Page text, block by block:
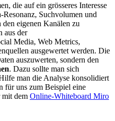
die auf ein grösseres Interesse
Resonanz, Suchvolumen und
eigenen Kanälen zu
aus der
Media, Web Metrics,
ausgewertet werden. Die
auszuwerten, sondern den
. Dazu sollte man sich
man die Analyse konsolidiert
für uns zum Beispiel eine
dem Online-Whiteboard Miro